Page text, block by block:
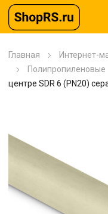
Главная Интернет-
Полипропиленовые
центре SDR 6 (PN20)